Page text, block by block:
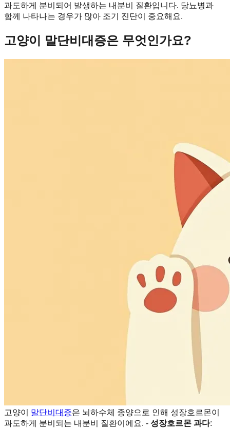
과도하게 분비되어 발생하는 내분비 질환입니다. 당뇨병과
함께 나타나는 경우가 많아 조기 진단이 중요해요.
고양이 말단비대증은 무엇인가요?
고양이 말단비대증은 뇌하수체 종양으로 인해 성장호르몬이
과도하게 분비되는 내분비 질환이에요. - 성장호르몬 과다: